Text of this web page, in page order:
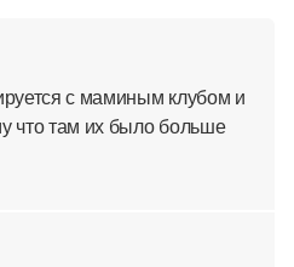
с маминым клубом и
что там их было больше